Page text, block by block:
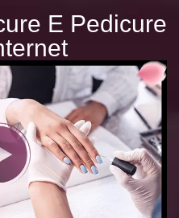
E Pedicure